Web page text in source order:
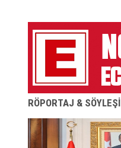
RÖPORTAJ & SÖYLEŞİ